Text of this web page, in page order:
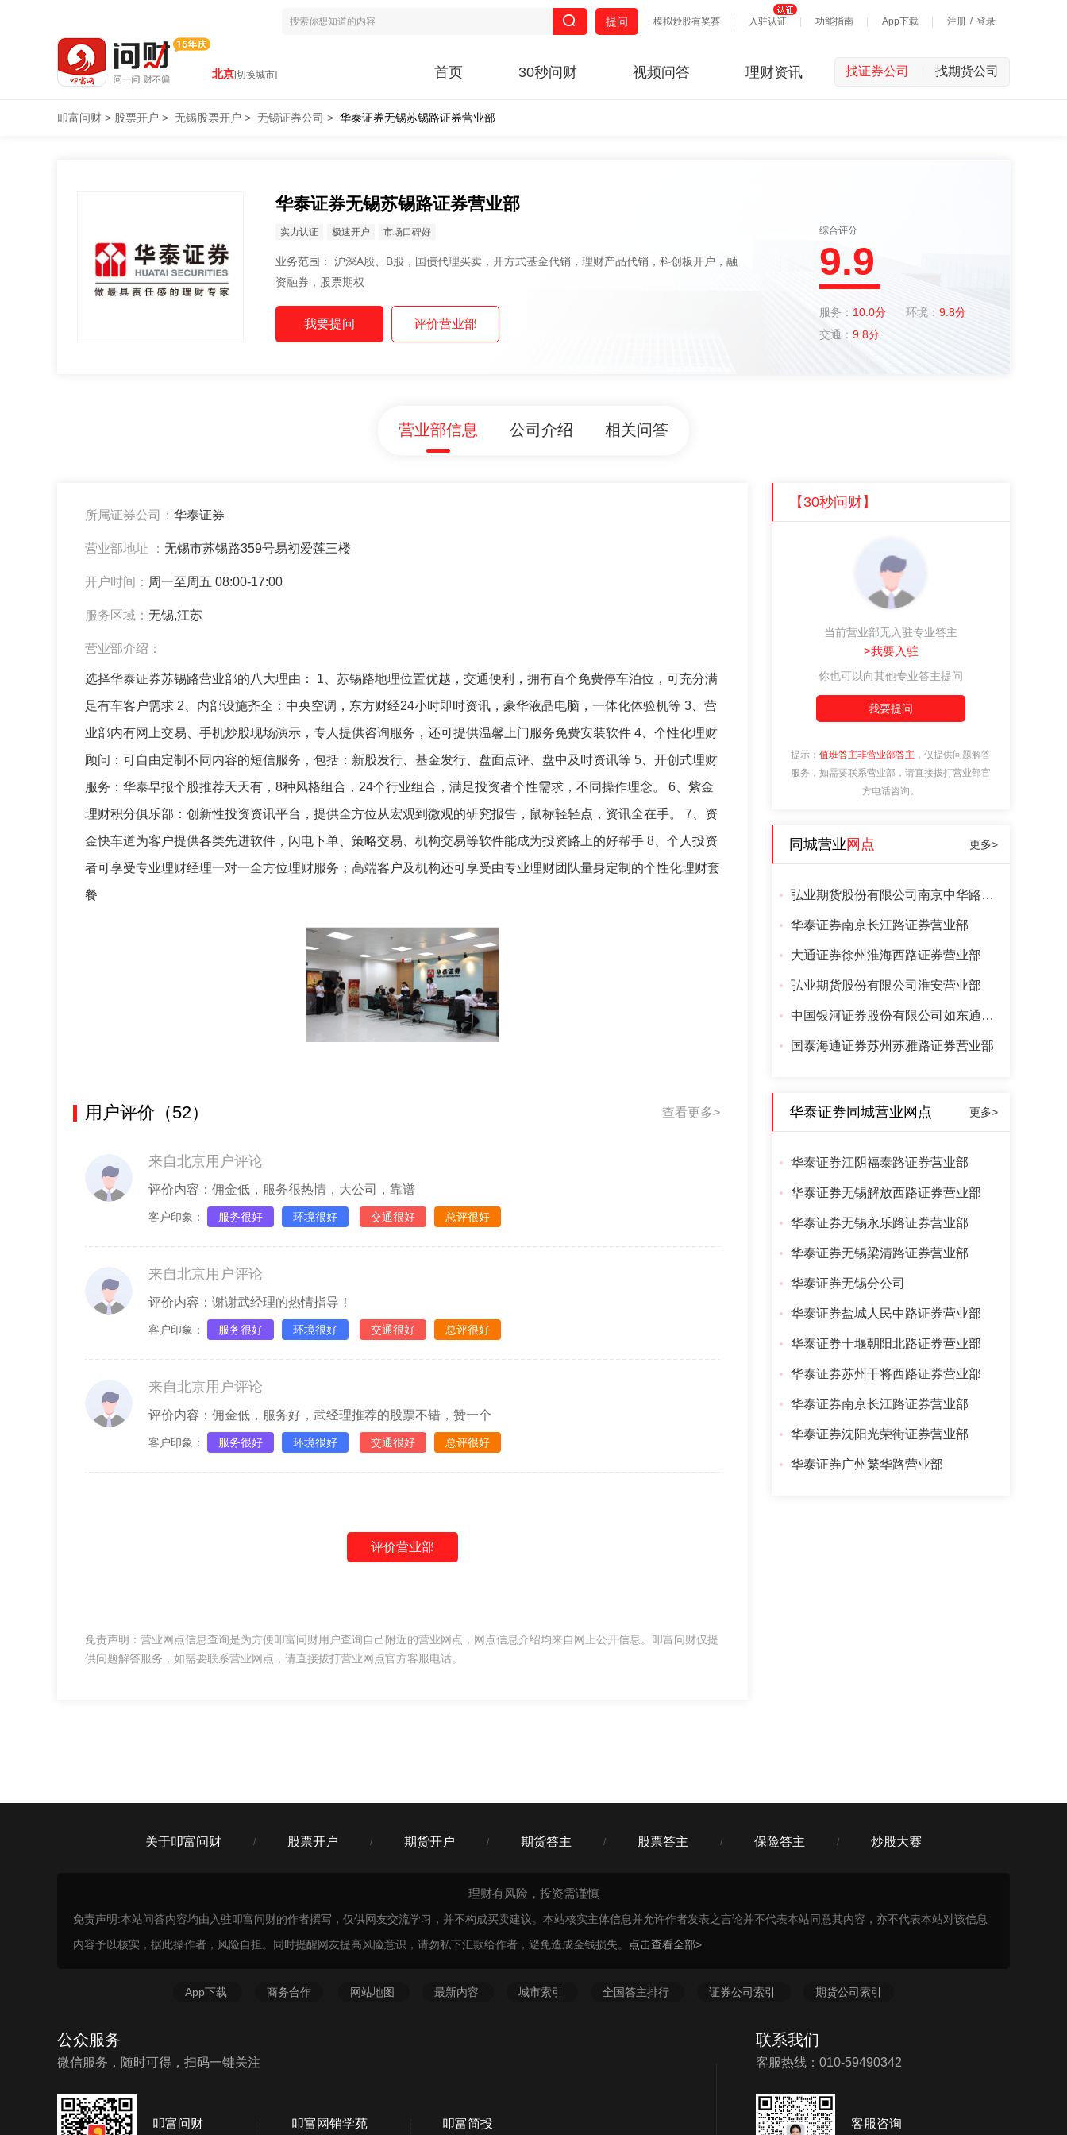
模拟炒股有奖赛 入驻认证 功能指南 App下载 注册 / 登录
提问
北京[切换城市] 首页 30秒问财 视频问答 理财资讯 找证券公司 找期货公司
叩富问财 > 股票开户 > 无锡股票开户 > 无锡证券公司 > 华泰证券无锡苏锡路证券营业部
华泰证券无锡苏锡路证券营业部
实力认证 极速开户 市场口碑好
业务范围： 沪深A股、B股，国债代理买卖，开方式基金代销，理财产品代销，科创板开户，融
资融券，股票期权
综合评分
9.9
服务： 10.0分 环境： 9.8分
交通： 9.8分
营业部信息 公司介绍 相关问答
所属证券公司： 华泰证券
营业部地址 ： 无锡市苏锡路359号易初爱莲三楼
开户时间： 周一至周五 08:00-17:00
服务区域： 无锡,江苏
营业部介绍：
选择华泰证券苏锡路营业部的八大理由： 1、苏锡路地理位置优越，交通便利，拥有百个免费停车泊位，可充分满
足有车客户需求 2、内部设施齐全：中央空调，东方财经24小时即时资讯，豪华液晶电脑，一体化体验机等 3、营
业部内有网上交易、手机炒股现场演示，专人提供咨询服务，还可提供温馨上门服务免费安装软件 4、个性化理财
顾问：可自由定制不同内容的短信服务，包括：新股发行、基金发行、盘面点评、盘中及时资讯等 5、开创式理财
服务：华泰早报个股推荐天天有，8种风格组合，24个行业组合，满足投资者个性需求，不同操作理念。 6、紫金
理财积分俱乐部：创新性投资资讯平台，提供全方位从宏观到微观的研究报告，鼠标轻轻点，资讯全在手。 7、资
金快车道为客户提供各类先进软件，闪电下单、策略交易、机构交易等软件能成为投资路上的好帮手 8、个人投资
者可享受专业理财经理一对一全方位理财服务；高端客户及机构还可享受由专业理财团队量身定制的个性化理财套
餐
用户评价（52） 查看更多>
来自北京用户评论
评价内容：佣金低，服务很热情，大公司，靠谱
客户印象： 服务很好 环境很好 交通很好 总评很好
来自北京用户评论
评价内容：谢谢武经理的热情指导！
客户印象： 服务很好 环境很好 交通很好 总评很好
来自北京用户评论
评价内容：佣金低，服务好，武经理推荐的股票不错，赞一个
客户印象： 服务很好 环境很好 交通很好 总评很好
评价营业部
免责声明：营业网点信息查询是为方便叩富问财用户查询自己附近的营业网点，网点信息介绍均来自网上公开信息。叩富问财仅提
供问题解答服务，如需要联系营业网点，请直接拔打营业网点官方客服电话。
【30秒问财】
当前营业部无入驻专业答主
>我要入驻
你也可以向其他专业答主提问
我要提问
提示： 值班答主非营业部答主 ，仅提供问题解答
服务，如需要联系营业部，请直接拔打营业部官
方电话咨询。
同城营业 网点 更多>
弘业期货股份有限公司南京中华路总部
华泰证券南京长江路证券营业部
大通证券徐州淮海西路证券营业部
弘业期货股份有限公司淮安营业部
中国银河证券股份有限公司如东通海路证券营业部
国泰海通证券苏州苏雅路证券营业部
华泰证券同城营业网点 更多>
华泰证券江阴福泰路证券营业部
华泰证券无锡解放西路证券营业部
华泰证券无锡永乐路证券营业部
华泰证券无锡梁清路证券营业部
华泰证券无锡分公司
华泰证券盐城人民中路证券营业部
华泰证券十堰朝阳北路证券营业部
华泰证券苏州干将西路证券营业部
华泰证券南京长江路证券营业部
华泰证券沈阳光荣街证券营业部
华泰证券广州繁华路营业部
关于叩富问财 / 股票开户 / 期货开户 / 期货答主 / 股票答主 / 保险答主 / 炒股大赛
理财有风险，投资需谨慎
免责声明:本站问答内容均由入驻叩富问财的作者撰写，仅供网友交流学习，并不构成买卖建议。本站核实主体信息并允许作者发表之言论并不代表本站同意其内容，亦不代表本站对该信息
内容予以核实，据此操作者，风险自担。同时提醒网友提高风险意识，请勿私下汇款给作者，避免造成金钱损失。
点击查看全部>
App下载 商务合作 网站地图 最新内容 城市索引 全国答主排行 证券公司索引 期货公司索引
公众服务
微信服务，随时可得，扫码一键关注
叩富问财 叩富网销学苑 叩富简投
联系我们
客服热线：010-59490342
客服咨询